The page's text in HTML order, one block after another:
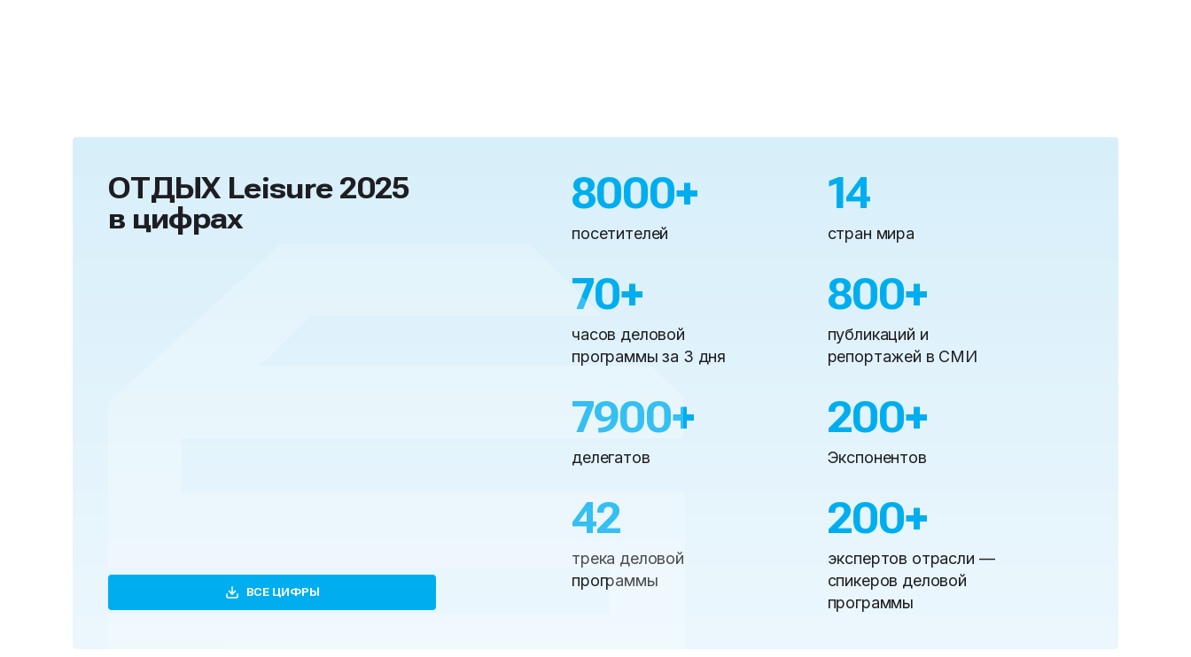
ОТДЫХ Leisure 2025
в цифрах
8000+
посетителей
14
стран мира
70+
часов деловой
программы за 3 дня
800+
публикаций и
репортажей в СМИ
7900+
делегатов
200+
Экспонентов
42
трека деловой
программы
200+
экспертов отрасли —
спикеров деловой
программы
ВСЕ ЦИФРЫ